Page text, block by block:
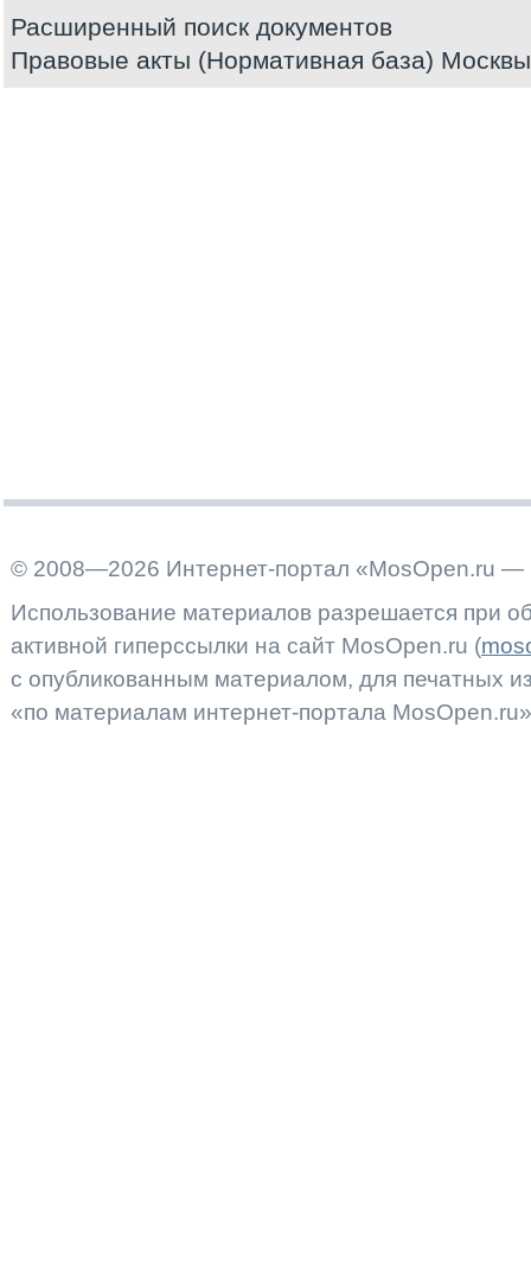
Расширенный поиск документов
Правовые акты (Нормативная база) Москвы
© 2008—2026 Интернет-портал «MosOpen.ru —
Использование материалов разрешается при
активной гиперссылки на сайт MosOpen.ru (
с опубликованным материалом, для печатных
«по материалам интернет-портала